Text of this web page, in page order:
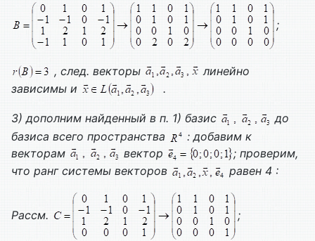
;
, след. векторы
линейно
зависимы и
.
3) дополним найденный в п. 1) базис
до
базиса всего пространства
: добавим к
векторам
вектор
; проверим,
что ранг системы векторов
равен 4 :
Рассм. ;